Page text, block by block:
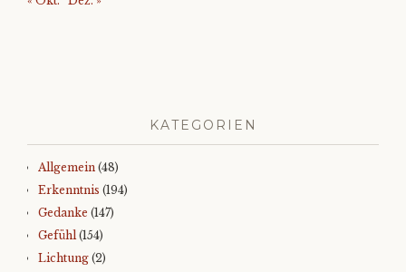
KATEGORIEN
Allgemein (48)
Erkenntnis (194)
Gedanke (147)
Gefühl(154)
Lichtung (2)